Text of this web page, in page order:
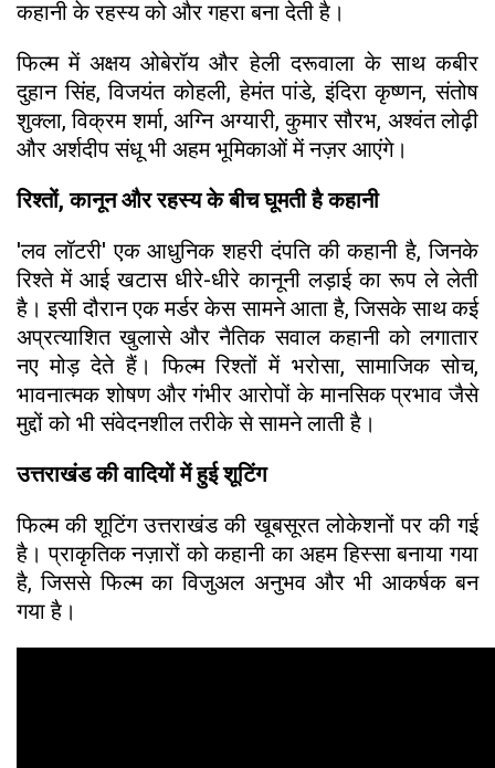
कहानी के रहस्य को और गहरा बना देती है।
फिल्म में अक्षय ओबेरॉय और हेली दरूवाला के साथ कबीर
दुहान सिंह, विजयंत कोहली, हेमंत पांडे, इंदिरा कृष्णन, संतोष
शुक्ला, विक्रम शर्मा, अग्नि अग्यारी, कुमार सौरभ, अश्वंत लोढ़ी
और अर्शदीप संधू भी अहम भूमिकाओं में नज़र आएंगे।
रिश्तों, कानून और रहस्य के बीच घूमती है कहानी
'लव लॉटरी' एक आधुनिक शहरी दंपति की कहानी है, जिनके
रिश्ते में आई खटास धीरे-धीरे कानूनी लड़ाई का रूप ले लेती
है। इसी दौरान एक मर्डर केस सामने आता है, जिसके साथ कई
अप्रत्याशित खुलासे और नैतिक सवाल कहानी को लगातार
नए मोड़ देते हैं। फिल्म रिश्तों में भरोसा, सामाजिक सोच,
भावनात्मक शोषण और गंभीर आरोपों के मानसिक प्रभाव जैसे
मुद्दों को भी संवेदनशील तरीके से सामने लाती है।
उत्तराखंड की वादियों में हुई शूटिंग
फिल्म की शूटिंग उत्तराखंड की खूबसूरत लोकेशनों पर की गई
है। प्राकृतिक नज़ारों को कहानी का अहम हिस्सा बनाया गया
है, जिससे फिल्म का विजुअल अनुभव और भी आकर्षक बन
गया है।